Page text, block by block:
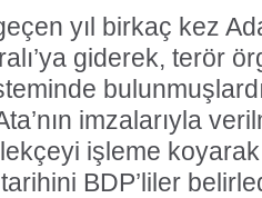
yıl birkaç kez
giderek, terör
imzalarıyla
işleme
BDP’liler